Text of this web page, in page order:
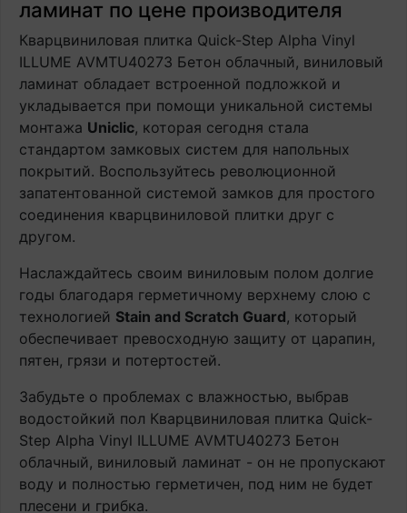
ламинат по цене производителя
Кварцвиниловая плитка Quick-Step Alpha Vinyl
ILLUME AVMTU40273 Бетон облачный, виниловый
ламинат обладает встроенной подложкой и
укладывается при помощи уникальной системы
монтажа Uniclic, которая сегодня стала
стандартом замковых систем для напольных
покрытий. Воспользуйтесь революционной
запатентованной системой замков для простого
соединения кварцвиниловой плитки друг с
другом.
Наслаждайтесь своим виниловым полом долгие
годы благодаря герметичному верхнему слою с
технологией Stain and Scratch Guard, который
обеспечивает превосходную защиту от царапин,
пятен, грязи и потертостей.
Забудьте о проблемах с влажностью, выбрав
водостойкий пол Кварцвиниловая плитка Quick-
Step Alpha Vinyl ILLUME AVMTU40273 Бетон
облачный, виниловый ламинат - он не пропускают
воду и полностью герметичен, под ним не будет
плесени и грибка.